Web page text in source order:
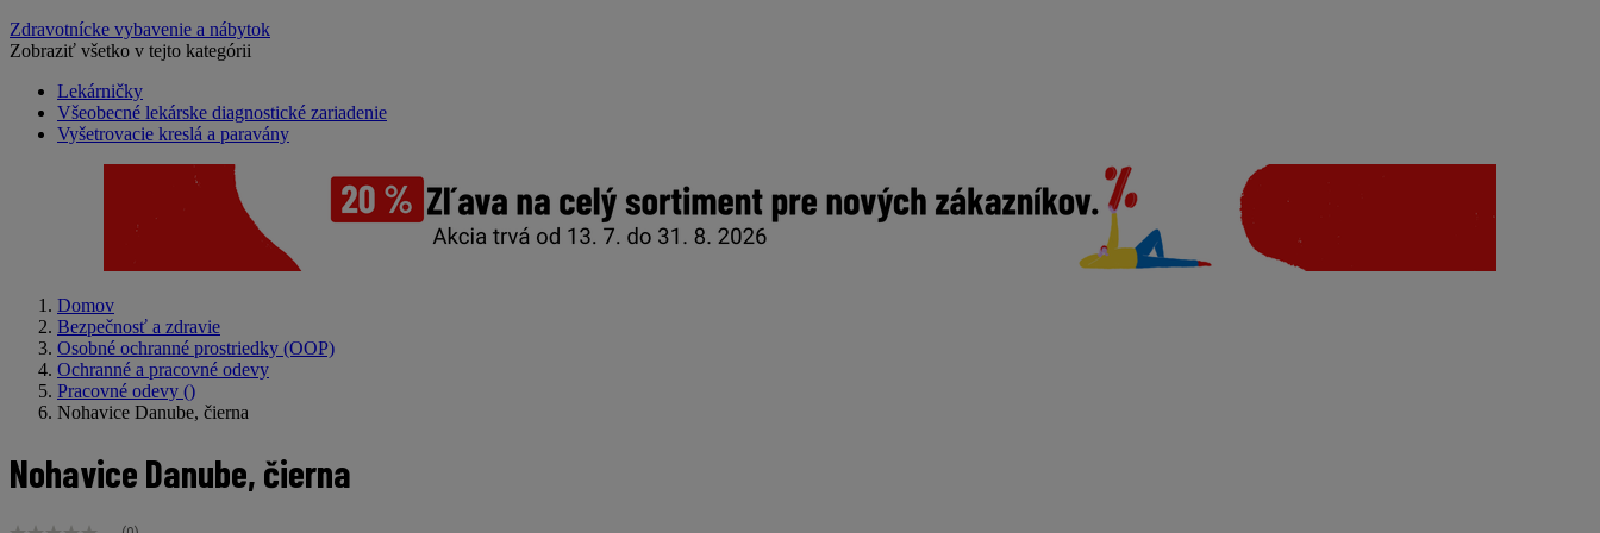
Zdravotnícke vybavenie a nábytok
Zobraziť všetko v tejto kategórii
Lekárničky
Všeobecné lekárske diagnostické zariadenie
Vyšetrovacie kreslá a paravány
Domov
Bezpečnosť a zdravie
Osobné ochranné prostriedky (OOP)
Ochranné a pracovné odevy
Pracovné odevy ()
Nohavice Danube, čierna
Nohavice Danube, čierna